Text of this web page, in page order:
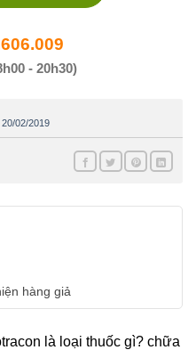
- 20h30)
20/02/2019
hàng giả
là loại thuốc gì? chữa